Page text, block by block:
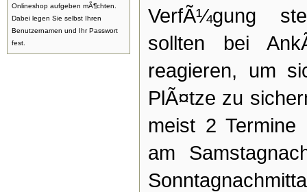
Onlineshop aufgeben mÃ¶chten.
Dabei legen Sie selbst Ihren
Benutzernamen und Ihr Passwort
fest.
VerfÃ¼gung
sollten bei
reagieren, um
PlÃ¤tze zu
meist 2
am